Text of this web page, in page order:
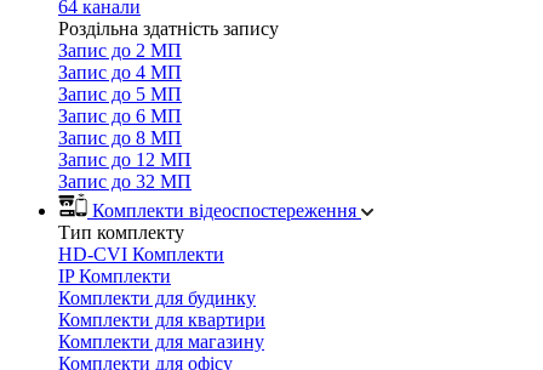
64 канали
Роздільна здатність запису
Запис до 2 МП
Запис до 4 МП
Запис до 5 МП
Запис до 6 МП
Запис до 8 МП
Запис до 12 МП
Запис до 32 МП
Комплекти відеоспостереження
Тип комплекту
HD-CVI Комплекти
IP Комплекти
Комплекти для будинку
Комплекти для квартири
Комплекти для магазину
Комплекти для офісу